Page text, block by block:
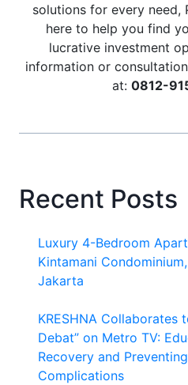
solutions for every need,
here to help you find
lucrative investment
information or
at: 0812-
Recent Posts
Luxury 4-Bedroom
Kintamani
Jakarta
KRESHNA Collaborates
Debat” on Metro TV:
Recovery and
Complications